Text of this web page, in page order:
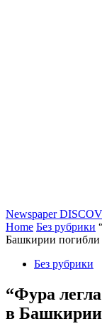
Newspaper
Home Без рубрики
Башкирии погибли
Без рубрики
“Фура
в Башкирии